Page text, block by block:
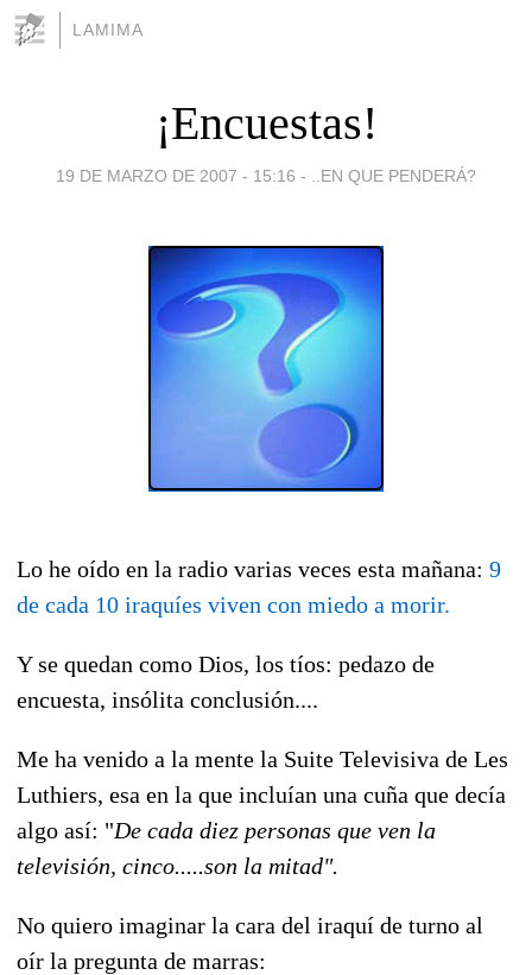
LAMIMA
¡Encuestas!
19 DE MARZO DE 2007 - 15:16 - ..EN QUE PENDERÁ?
Lo he oído en la radio varias veces esta mañana: 9
de cada 10 iraquíes viven con miedo a morir.
Y se quedan como Dios, los tíos: pedazo de
encuesta, insólita conclusión....
Me ha venido a la mente la Suite Televisiva de Les
Luthiers, esa en la que incluían una cuña que decía
algo así: "De cada diez personas que ven la
televisión, cinco.....son la mitad".
No quiero imaginar la cara del iraquí de turno al
oír la pregunta de marras: